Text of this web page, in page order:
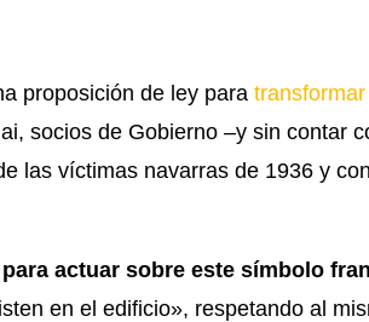
proposición de ley para
socios de Gobierno –y sin contar
las víctimas navarras de 1936 y
actuar sobre este símbolo
en el edificio», respetando al